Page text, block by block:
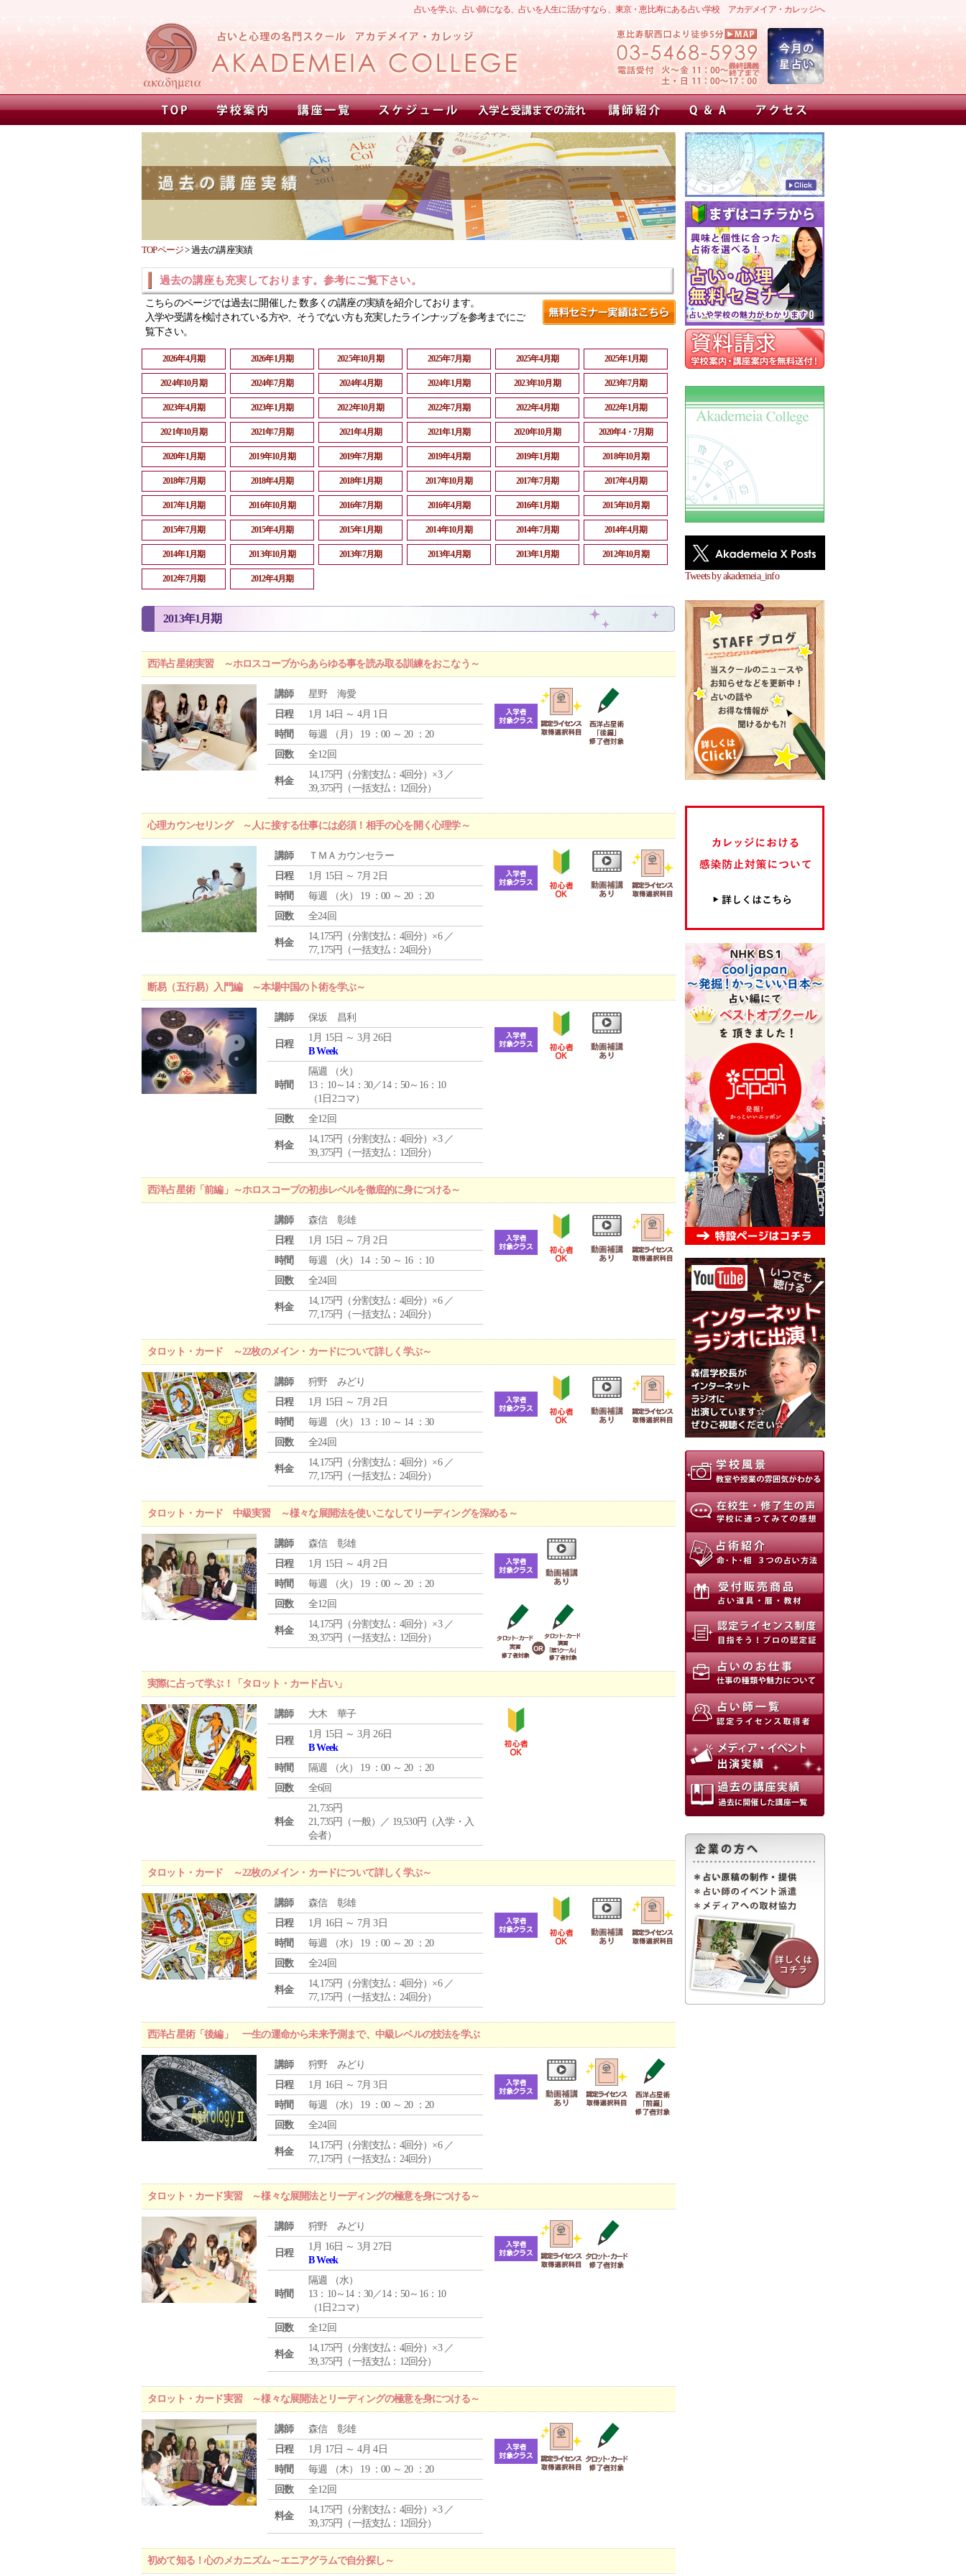
占いを学ぶ、占い師になる、占いを人生に活かすなら、東京・恵比寿にある占い学校 アカデメイア・カレッジへ
Tweets by akademeia_info
TOPページ>過去の講座実績
過去の講座も充実しております。参考にご覧下さい。
こちらのページでは過去に開催した 数多くの講座の実績を紹介しております。
入学や受講を検討されている方や、そうでない方も充実したラインナップを参考までにご
覧下さい。
2026年4月期 2026年1月期 2025年10月期 2025年7月期 2025年4月期 2025年1月期
2024年10月期 2024年7月期 2024年4月期 2024年1月期 2023年10月期 2023年7月期
2023年4月期 2023年1月期 2022年10月期 2022年7月期 2022年4月期 2022年1月期
2021年10月期 2021年7月期 2021年4月期 2021年1月期 2020年10月期 2020年4・7月期
2020年1月期 2019年10月期 2019年7月期 2019年4月期 2019年1月期 2018年10月期
2018年7月期 2018年4月期 2018年1月期 2017年10月期 2017年7月期 2017年4月期
2017年1月期 2016年10月期 2016年7月期 2016年4月期 2016年1月期 2015年10月期
2015年7月期 2015年4月期 2015年1月期 2014年10月期 2014年7月期 2014年4月期
2014年1月期 2013年10月期 2013年7月期 2013年4月期 2013年1月期 2012年10月期
2012年7月期 2012年4月期
2013年1月期
西洋占星術実習 ～ホロスコープからあらゆる事を読み取る訓練をおこなう～
講師
星野 海愛
日程
1月 14日 ～ 4月 1日
時間
毎週 （ 月 ） 19 ：00 ～ 20 ：20
回数
全12回
料金
14,175円（分割支払：4回分）×3 ／
39,375円（一括支払：12回分）
心理カウンセリング ～人に接する仕事には必須！相手の心を開く心理学～
講師
ＴＭＡカウンセラー
日程
1月 15日 ～ 7月 2日
時間
毎週 （火 ） 19 ：00 ～ 20 ：20
回数
全24回
料金
14,175円（分割支払：4回分）×6 ／
77,175円（一括支払：24回分）
断易（五行易）入門編 ～本場中国の卜術を学ぶ～
講師 保坂 昌利
日程
1月 15日 ～ 3月 26日
B Week
時間
隔週 （火 ）
13：10～14：30／14：50～16：10
（1日2コマ）
回数
全12回
料金
14,175円（分割支払：4回分）×3 ／
39,375円（一括支払：12回分）
西洋占星術「前編」～ホロスコープの初歩レベルを徹底的に身につける～
講師
森信 彰雄
日程
1月 15日 ～ 7月 2日
時間
毎週 （火 ） 14 ：50 ～ 16 ：10
回数
全24回
料金
14,175円（分割支払：4回分）×6 ／
77,175円（一括支払：24回分）
タロット・カード ～22枚のメイン・カードについて詳しく学ぶ～
講師
狩野 みどり
日程
1月 15日 ～ 7月 2日
時間
毎週 （火 ） 13 ：10 ～ 14 ：30
回数
全24回
料金
14,175円（分割支払：4回分）×6 ／
77,175円（一括支払：24回分）
タロット・カード 中級実習 ～様々な展開法を使いこなしてリーディングを深める～
講師
森信 彰雄
日程
1月 15日 ～ 4月 2日
時間
毎週 （火 ） 19 ：00 ～ 20 ：20
回数
全12回
料金
14,175円（分割支払：4回分）×3 ／
39,375円（一括支払：12回分）
実際に占って学ぶ！「タロット・カード占い」
講師 大木 華子
日程
1月 15日 ～ 3月 26日
B Week
時間
隔週 （火 ） 19 ：00 ～ 20 ：20
回数
全6回
料金
21,735円
21,735円（一般）／ 19,530円（入学・入
会者）
タロット・カード ～22枚のメイン・カードについて詳しく学ぶ～
講師
森信 彰雄
日程
1月 16日 ～ 7月 3日
時間
毎週 （水） 19 ：00 ～ 20 ：20
回数
全24回
料金
14,175円（分割支払：4回分）×6 ／
77,175円（一括支払：24回分）
西洋占星術「後編」 一生の運命から未来予測まで、中級レベルの技法を学ぶ
講師
狩野 みどり
日程
1月 16日 ～ 7月 3日
時間
毎週 （水） 19 ：00 ～ 20 ：20
回数
全24回
料金
14,175円（分割支払：4回分）×6 ／
77,175円（一括支払：24回分）
タロット・カード実習 ～様々な展開法とリーディングの極意を身につける～
講師 狩野 みどり
日程
1月 16日 ～ 3月 27日
B Week
時間
隔週 （水）
13：10～14：30／14：50～16：10
（1日2コマ）
回数
全12回
料金
14,175円（分割支払：4回分）×3 ／
39,375円（一括支払：12回分）
タロット・カード実習 ～様々な展開法とリーディングの極意を身につける～
講師
森信 彰雄
日程
1月 17日 ～ 4月 4日
時間
毎週 （木） 19 ：00 ～ 20 ：20
回数
全12回
料金
14,175円（分割支払：4回分）×3 ／
39,375円（一括支払：12回分）
初めて知る！心のメカニズム～エニアグラムで自分探し～